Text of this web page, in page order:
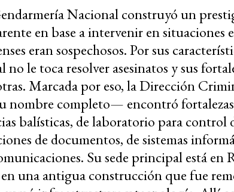
Nacional construyó un
en base a intervenir en situaciones
eran sospechosos. Por sus
le toca resolver asesinatos y sus
Marcada por eso, la Dirección
nombre completo— encontró fortalezas
balísticas, de laboratorio para control
de documentos, de sistemas
Su sede principal está en
una antigua construcción que fue